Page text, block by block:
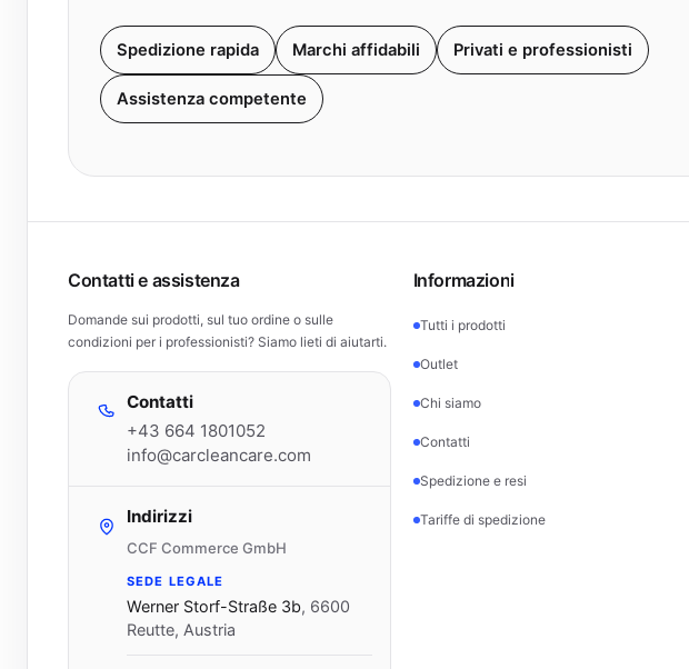
Spedizione rapida Marchi affidabili Privati e professionisti
Assistenza competente
Contatti e assistenza
Domande sui prodotti, sul tuo ordine o sulle
condizioni per i professionisti? Siamo lieti di aiutarti.
Contatti
+43 664 1801052
info@carcleancare.com
Indirizzi
CCF Commerce GmbH
SEDE LEGALE
Werner Storf-Straße 3b, 6600
Reutte, Austria
Informazioni
Tutti i prodotti
Outlet
Chi siamo
Contatti
Spedizione e resi
Tariffe di spedizione